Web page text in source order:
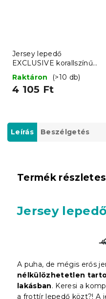
Jersey lepedő
EXCLUSIVE korallszínű
140 x 200 cm
Raktáron (>10 db)
4 105 Ft
Leírás Beszélgetés
Termék
Jersey lepedő
A puha, de mégis erős
nélkülözhetetlen
lakásban. Keresi a
a frottír lepedő közt?! A